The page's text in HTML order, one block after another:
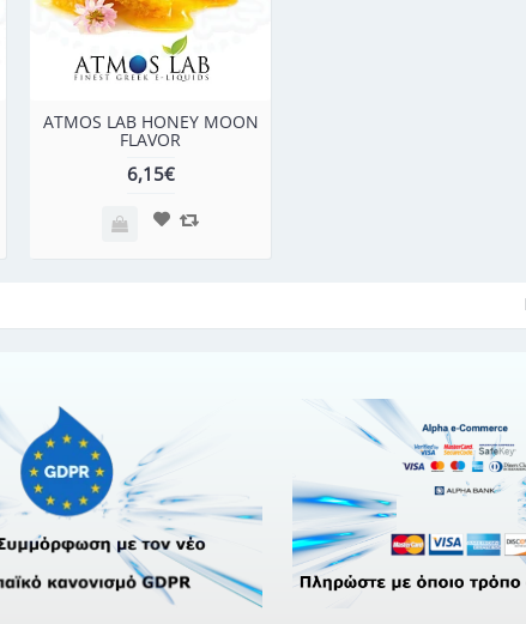
ATMOS LAB HONEY MOON
FLAVOR
6,15€